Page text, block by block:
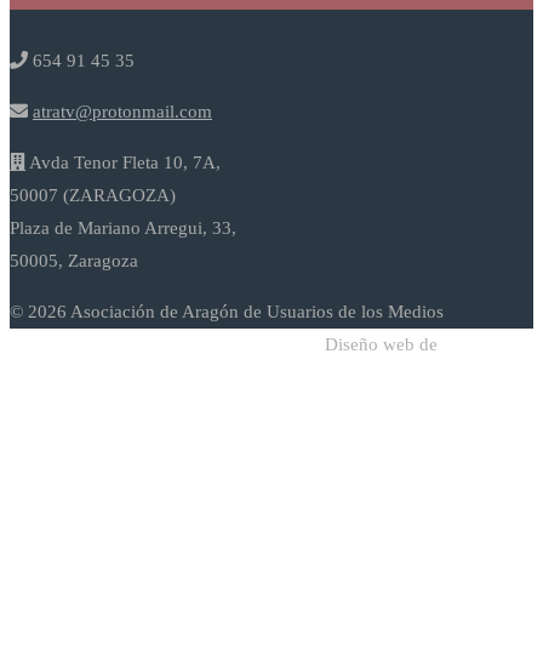
654 91 45 35
atratv@protonmail.com
Avda Tenor Fleta 10, 7A,
50007 (ZARAGOZA)
Plaza de Mariano Arregui, 33,
50005, Zaragoza
© 2026 Asociación de Aragón de Usuarios de los Medios
Diseño web de